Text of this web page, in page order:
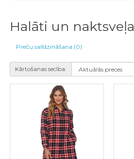
Halāti un naktsveļa
Preču salīdzināšana (0)
Kārtošanas secība: